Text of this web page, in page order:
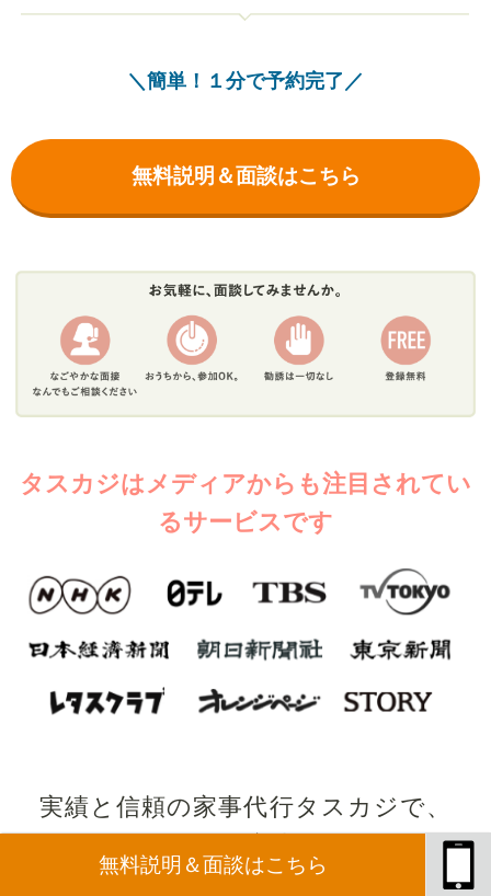
無料説明＆面談はこちら
＼簡単！１分で予約完了／
無料説明＆面談はこちら
タスカジはメディアからも注目されてい
るサービスです
実績と信頼の家事代⾏タスカジで、
お仕事にしてみませんか。